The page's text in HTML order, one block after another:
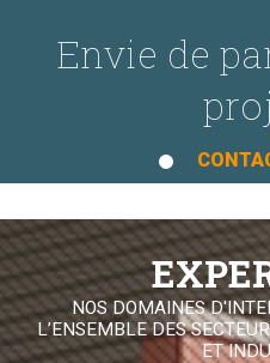
Envie de
NOS DOMAINES
L’ENSEMBLE DES
ET